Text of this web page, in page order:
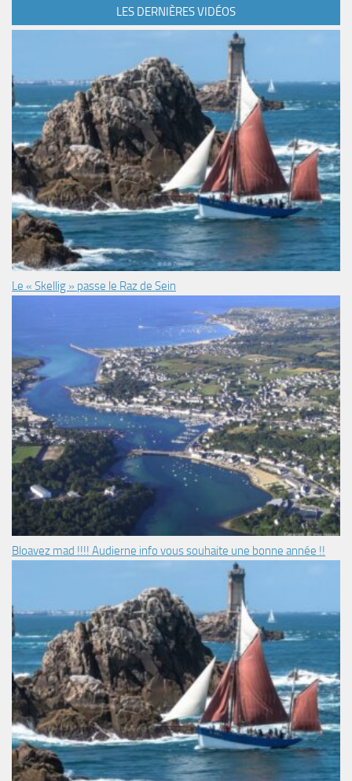
LES DERNIÈRES VIDÉOS
Le « Skellig » passe le Raz de Sein
Bloavez mad !!!! Audierne info vous souhaite une bonne année !!